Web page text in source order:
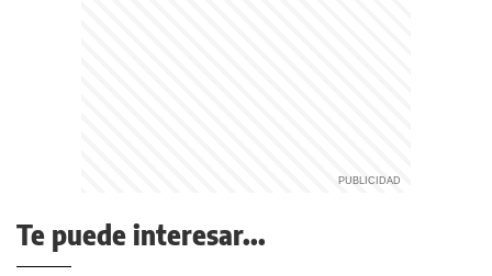
Te puede interesar...